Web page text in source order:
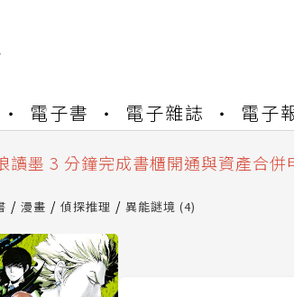
電子書 電子雜誌 電子
讀墨數位閱讀資產合併與書櫃開通申
讀墨 3 分鐘完成書櫃開通與資產合併
讀墨數位閱讀資產合併與書櫃開通申請
漫畫 偵探推理 異能謎境 (4)